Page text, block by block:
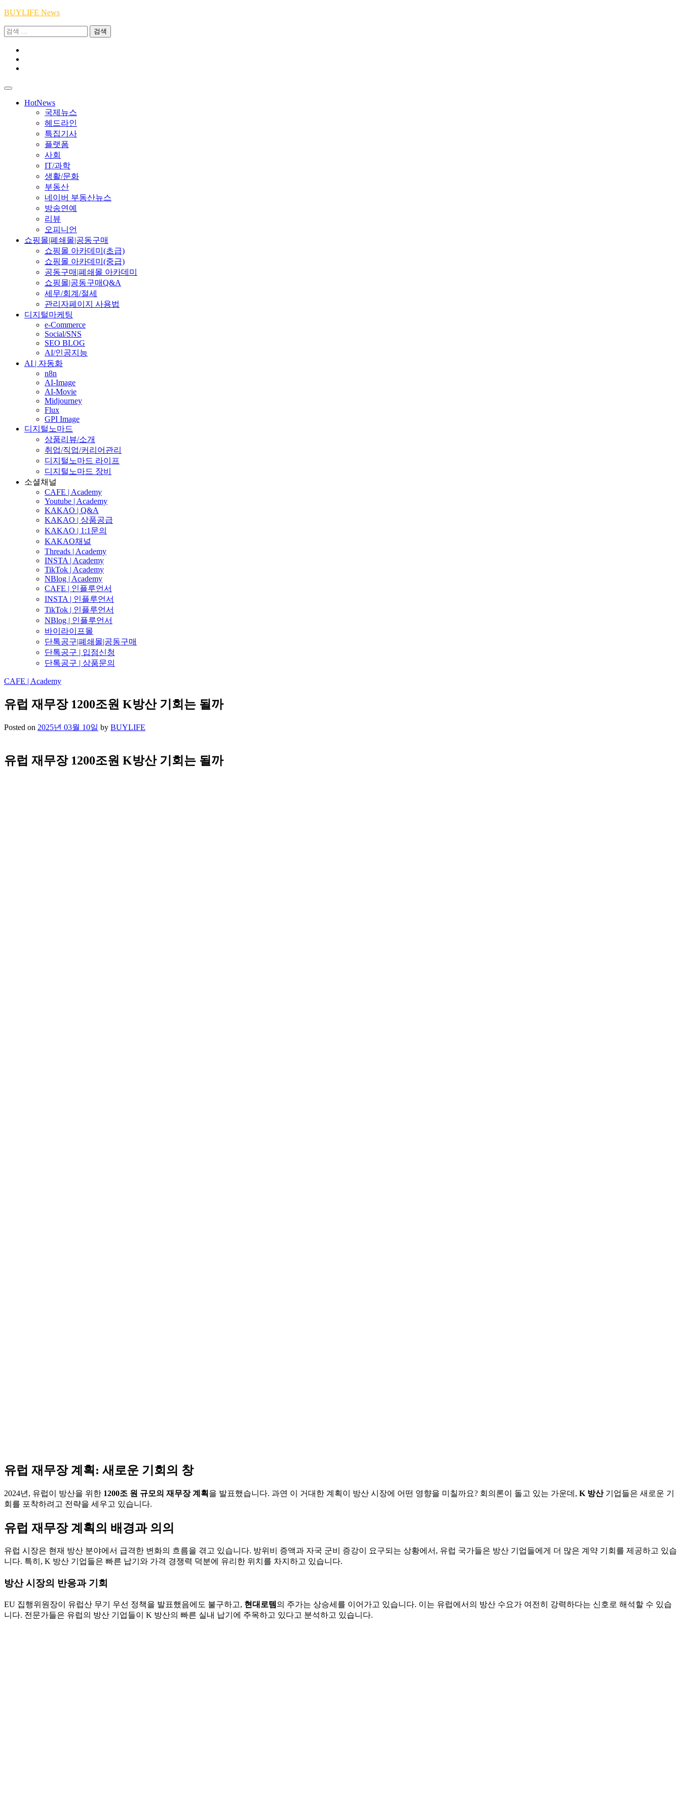
Skip
content
BUYLIFE News
검
HotNews
국제뉴스
헤드라인
특집기사
플랫폼
사회
IT/과학
생활/문화
부동산
네이버 부동산뉴스
방송연예
리뷰
오피니언
쇼핑몰|폐쇄몰|공동구매
쇼핑몰 아카데미(초급)
쇼핑몰 아카데미(중급)
공동구매|폐쇄몰 아카데미
쇼핑몰|공동구매Q&A
세무/회계/절세
관리자페이지 사용법
디지털마케팅
e-Commerce
Social/SNS
SEO BLOG
AI/인공지능
AI | 자동화
n8n
AI-Image
AI-Movie
Midjourney
Flux
GPI Image
디지털노마드
상품리뷰/소개
취업/직업/커리어관리
디지털노마드 라이프
디지털노마드 장비
소셜채널
CAFE | Academy
Youtube | Academy
KAKAO | Q&A
KAKAO | 상품공급
KAKAO | 1:1문의
KAKAO채널
Threads | Academy
INSTA | Academy
TikTok | Academy
NBlog | Academy
CAFE | 인플루언서
INSTA | 인플루언서
TikTok | 인플루언서
NBlog | 인플루언서
바이라이프몰
단톡공구|폐쇄몰|공동구매
단톡공구 | 입점신청
단톡공구 | 상품문의
CAFE | Academy
유럽 재무장 1200조원 K방산 기회는 될까
Posted on 2025년 03월 10일 by BUYLIFE
유럽 재무장 1200조원 K방산 기회는 될까
유럽 재무장 계획: 새로운 기회의 창
2024년, 유럽이 방산을 위한 1200조 원 규모의 재무장 계획 을 발표했습니다. 과연 이 거대한 계획이 방산 시장에 어떤 영향을 미칠까요? 회의론이 돌고 있는 가운데, K 방산기업들은 새로운 기
회를 포착하려고 전략을 세우고 있습니다.
유럽 재무장 계획의 배경과 의의
유럽 시장은 현재 방산 분야에서 급격한 변화의 흐름을 겪고 있습니다. 방위비 증액과 자국 군비 증강이 요구되는 상황에서, 유럽 국가들은 방산 기업들에게 더 많은 계약 기회를 제공하고 있습
니다. 특히, K 방산 기업들은 빠른 납기와 가격 경쟁력 덕분에 유리한 위치를 차지하고 있습니다.
방산 시장의 반응과 기회
EU 집행위원장이 유럽산 무기 우선 정책을 발표했음에도 불구하고, 현대로템 의 주가는 상승세를 이어가고 있습니다. 이는 유럽에서의 방산 수요가 여전히 강력하다는 신호로 해석할 수 있습
니다. 전문가들은 유럽의 방산 기업들이 K 방산의 빠른 실내 납기에 주목하고 있다고 분석하고 있습니다.